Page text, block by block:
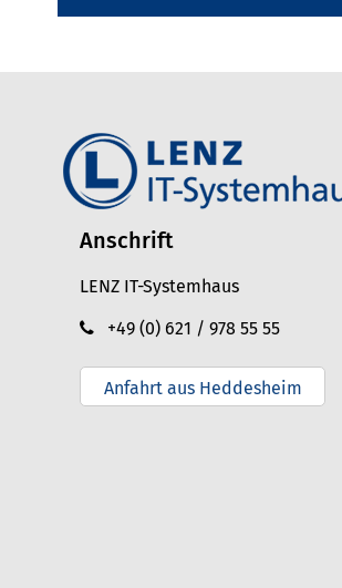
Anschrift
LENZ IT-Systemhaus
+49 (0) 621 / 978 55 55
Anfahrt aus Heddesheim